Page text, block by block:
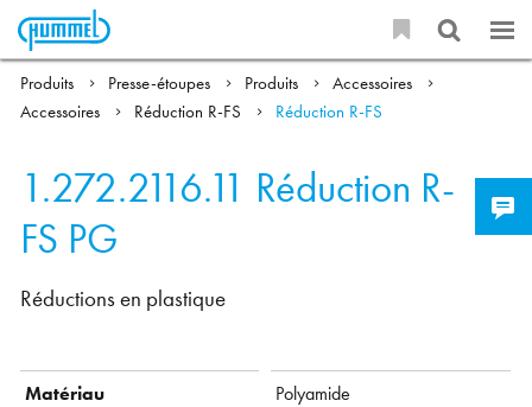
Produits Presse-étoupes Produits
Accessoires
Accessoires
Réduction R-FS Réduction R-FS
1.272.2116.11 Réduction R-
FS PG
Réductions en plastique
Matériau
Polyamide